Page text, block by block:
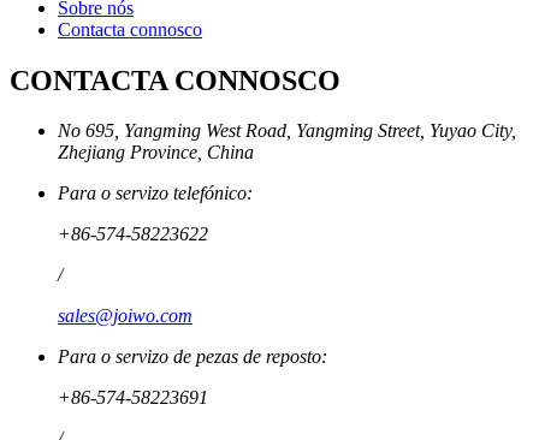
Sobre nós
Contacta connosco
CONTACTA CONNOSCO
No 695, Yangming West Road, Yangming Street, Yuyao City,
Zhejiang Province, China
Para o servizo telefónico:
+86-574-58223622
/
sales@joiwo.com
Para o servizo de pezas de reposto:
+86-574-58223691